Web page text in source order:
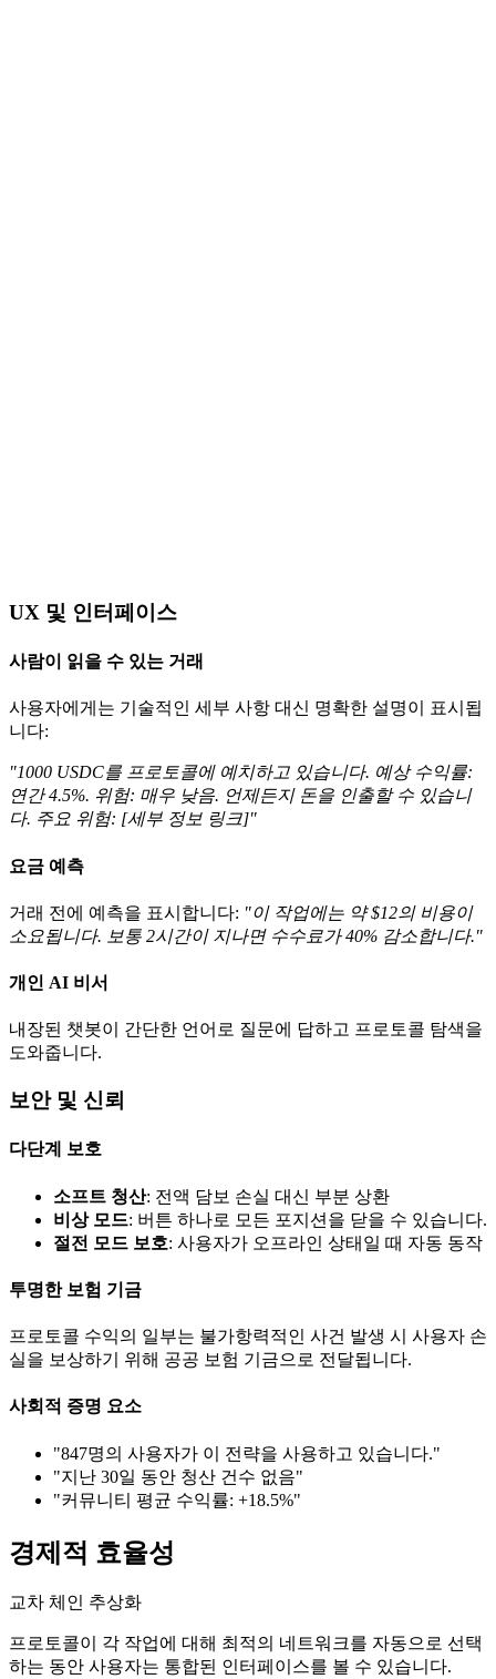
UX 및 인터페이스
사람이 읽을 수 있는 거래
사용자에게는 기술적인 세부 사항 대신 명확한 설명이 표시됩
니다:
"1000 USDC를 프로토콜에 예치하고 있습니다. 예상 수익률:
연간 4.5%. 위험: 매우 낮음. 언제든지 돈을 인출할 수 있습니
다. 주요 위험: [세부 정보 링크]"
요금 예측
거래 전에 예측을 표시합니다: "이 작업에는 약 $12의 비용이
소요됩니다. 보통 2시간이 지나면 수수료가 40% 감소합니다."
개인 AI 비서
내장된 챗봇이 간단한 언어로 질문에 답하고 프로토콜 탐색을
도와줍니다.
보안 및 신뢰
다단계 보호
소프트 청산: 전액 담보 손실 대신 부분 상환
비상 모드: 버튼 하나로 모든 포지션을 닫을 수 있습니다.
절전 모드 보호: 사용자가 오프라인 상태일 때 자동 동작
투명한 보험 기금
프로토콜 수익의 일부는 불가항력적인 사건 발생 시 사용자 손
실을 보상하기 위해 공공 보험 기금으로 전달됩니다.
사회적 증명 요소
"847명의 사용자가 이 전략을 사용하고 있습니다."
"지난 30일 동안 청산 건수 없음"
"커뮤니티 평균 수익률: +18.5%"
경제적 효율성
교차 체인 추상화
프로토콜이 각 작업에 대해 최적의 네트워크를 자동으로 선택
하는 동안 사용자는 통합된 인터페이스를 볼 수 있습니다.